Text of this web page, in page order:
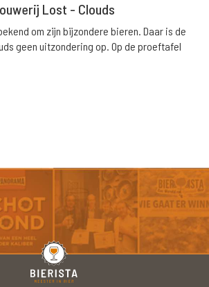
Lost - Clouds
om zijn bijzondere bieren. Daar is de
geen uitzondering op. Op de proeftafel